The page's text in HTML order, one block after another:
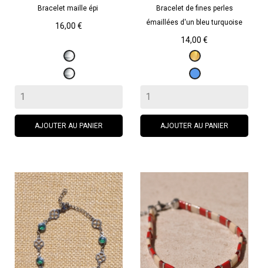
Bracelet maille épi
Prix
16,00 €
Argenté
Argenté
AJOUTER AU PANIER
Bracelet de fines perles
émaillées d'un bleu turquoise
Prix
14,00 €
Doré
Bleu
AJOUTER AU PANIER